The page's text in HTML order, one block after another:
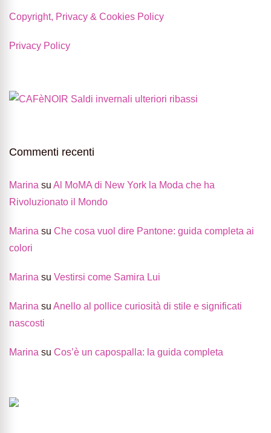
Copyright, Privacy & Cookies Policy
Privacy Policy
Commenti recenti
Marina su Al MoMA di New York la Moda che ha
Rivoluzionato il Mondo
Marina su Che cosa vuol dire Pantone: guida completa ai
colori
Marina su Vestirsi come Samira Lui
Marina su Anello al pollice curiosità di stile e significati
nascosti
Marina su Cos’è un capospalla: la guida completa